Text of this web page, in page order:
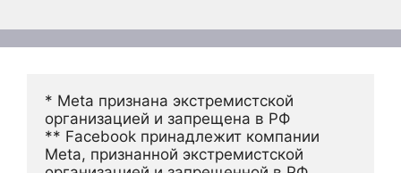
* Meta признана экстремистской
организацией и запрещена в РФ
** Facebook принадлежит компании
Meta, признанной экстремистской